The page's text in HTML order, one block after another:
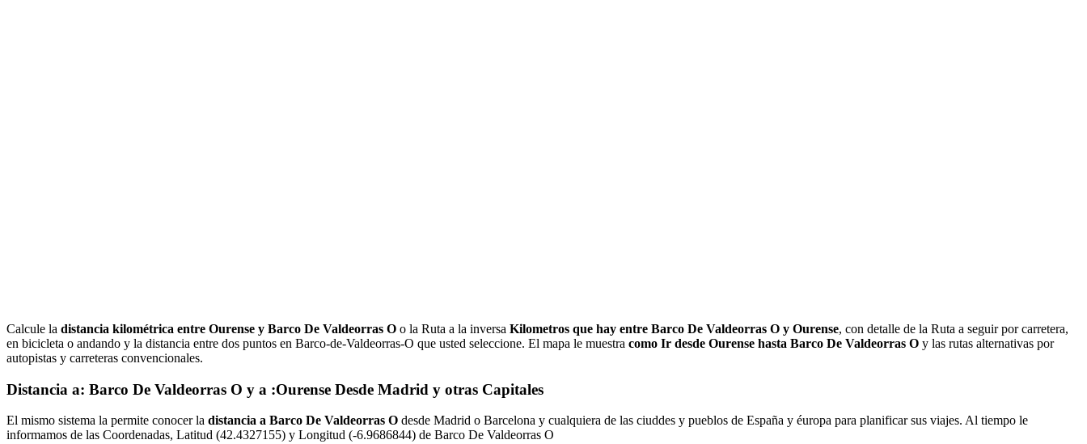
Calcule la distancia kilométrica entre Ourense y Barco De Valdeorras O o la Ruta a la inversa Kilometros que hay entre Barco De Valdeorras O y Ourense, con detalle de la Ruta a seguir por carretera,
en bicicleta o andando y la distancia entre dos puntos en Barco-de-Valdeorras-O que usted seleccione. El mapa le muestra como Ir desde Ourense hasta Barco De Valdeorras O y las rutas alternativas por
autopistas y carreteras convencionales.
Distancia a: Barco De Valdeorras O y a :Ourense Desde Madrid y otras Capitales
El mismo sistema la permite conocer la distancia a Barco De Valdeorras O desde Madrid o Barcelona y cualquiera de las ciuddes y pueblos de España y éuropa para planificar sus viajes. Al tiempo le
informamos de las Coordenadas, Latitud (42.4327155) y Longitud (-6.9686844) de Barco De Valdeorras O